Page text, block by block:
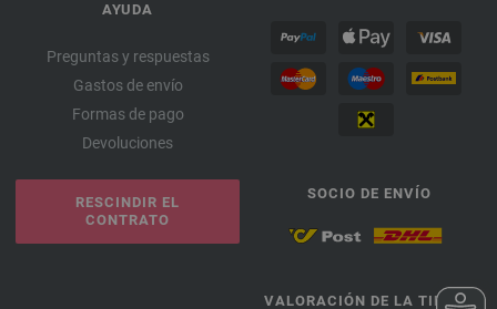
AYUDA
Preguntas y respuestas
Gastos de envío
Formas de pago
Devoluciones
RESCINDIR EL
CONTRATO
SOCIO DE ENVÍO
VALORACIÓN DE LA TIENDA